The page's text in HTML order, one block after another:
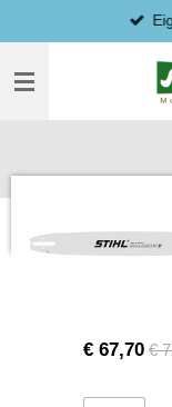
direct
naar
hoofdinhoud
€ 67,70 €